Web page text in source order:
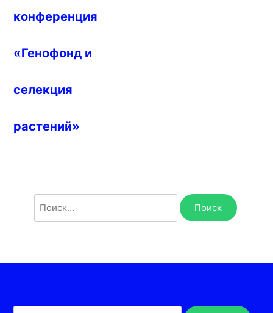
конференция
«Генофонд и
селекция
растений»
Найти: